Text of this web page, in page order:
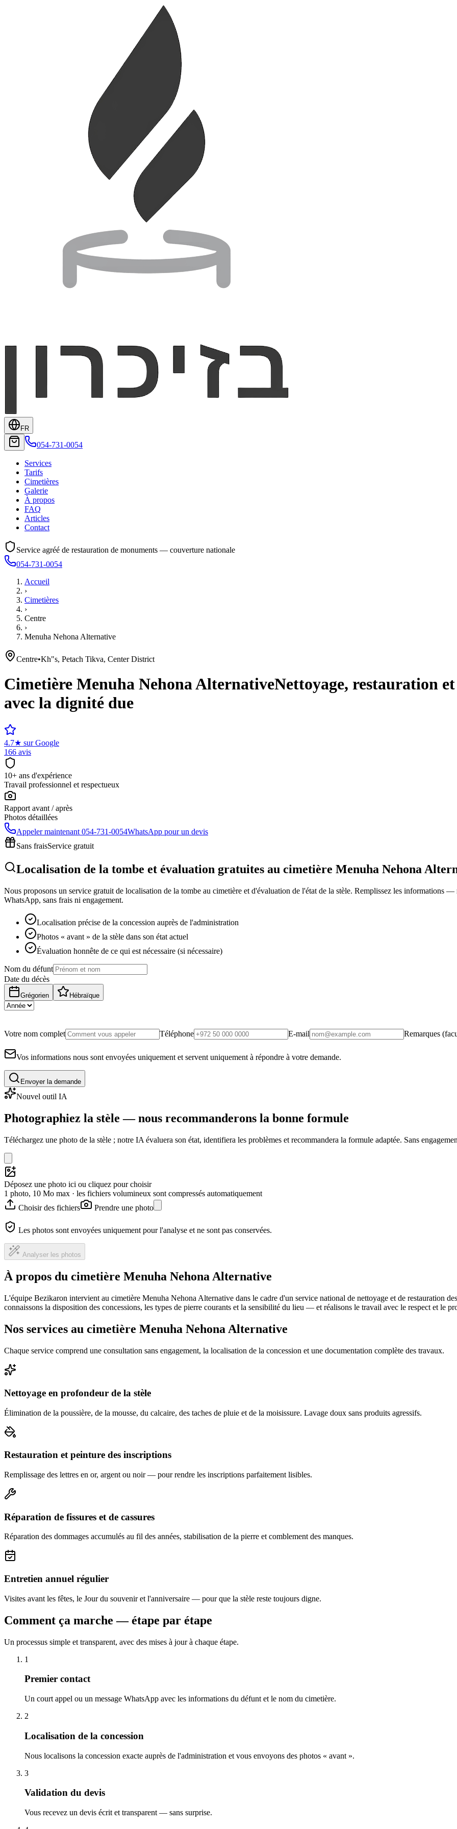
FR
054-731-0054
Services
Tarifs
Cimetières
Galerie
À propos
FAQ
Articles
Contact
Service agréé de restauration de monuments — couverture nationale
054-731-0054
Accueil
›
Cimetières
›
Centre
›
Menuha Nehona Alternative
Centre•Kh"s, Petach Tikva, Center District
Cimetière Menuha Nehona AlternativeNettoyage, restauration
avec la dignité due
4.7★ sur Google
166 avis
10+ ans d'expérience
Travail professionnel et respectueux
Rapport avant / après
Photos détaillées
Appeler maintenant 054-731-0054WhatsApp pour un devis
Sans fraisService gratuit
Localisation de la tombe et évaluation gratuites au cimetière Menuha Nehona
Nous proposons un service gratuit de localisation de la tombe au cimetière et d'évaluation de l'état de la stèle. Remplissez les informations
WhatsApp, sans frais ni engagement.
Localisation précise de la concession auprès de l'administration
Photos « avant » de la stèle dans son état actuel
Évaluation honnête de ce qui est nécessaire (si nécessaire)
Nom du défunt
Date du décès
Grégorien Hébraïque
Votre nom complet Téléphone E-mail Remarques
Vos informations nous sont envoyées uniquement et servent uniquement à répondre à votre demande.
Envoyer la demande
Nouvel outil IA
Photographiez la stèle — nous recommanderons la bonne formule
Téléchargez une photo de la stèle ; notre IA évaluera son état, identifiera les problèmes et recommandera la formule adaptée. Sans
Déposez une photo ici ou cliquez pour choisir
1 photo, 10 Mo max · les fichiers volumineux sont compressés automatiquement
Choisir des fichiers
Prendre une photo
Les photos sont envoyées uniquement pour l'analyse et ne sont pas conservées.
Analyser les photos
À propos du cimetière Menuha Nehona Alternative
L'équipe Bezikaron intervient au cimetière Menuha Nehona Alternative dans le cadre d'un service national de nettoyage et de restauration
connaissons la disposition des concessions, les types de pierre courants et la sensibilité du lieu — et réalisons le travail avec le respect et le
Nos services au cimetière Menuha Nehona Alternative
Chaque service comprend une consultation sans engagement, la localisation de la concession et une documentation complète des travaux.
Nettoyage en profondeur de la stèle
Élimination de la poussière, de la mousse, du calcaire, des taches de pluie et de la moisissure. Lavage doux sans produits agressifs.
Restauration et peinture des inscriptions
Remplissage des lettres en or, argent ou noir — pour rendre les inscriptions parfaitement lisibles.
Réparation de fissures et de cassures
Réparation des dommages accumulés au fil des années, stabilisation de la pierre et comblement des manques.
Entretien annuel régulier
Visites avant les fêtes, le Jour du souvenir et l'anniversaire — pour que la stèle reste toujours digne.
Comment ça marche — étape par étape
Un processus simple et transparent, avec des mises à jour à chaque étape.
1
Premier contact
Un court appel ou un message WhatsApp avec les informations du défunt et le nom du cimetière.
2
Localisation de la concession
Nous localisons la concession exacte auprès de l'administration et vous envoyons des photos « avant ».
3
Validation du devis
Vous recevez un devis écrit et transparent — sans surprise.